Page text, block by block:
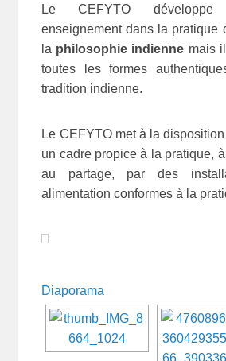
Le CEFYTO
enseignement dans la pratique
la philosophie indienne mais
toutes les formes
tradition indienne.
Le CEFYTO met à la
un cadre propice à la pratique,
au partage, par des
alimentation conformes à la
Diaporama